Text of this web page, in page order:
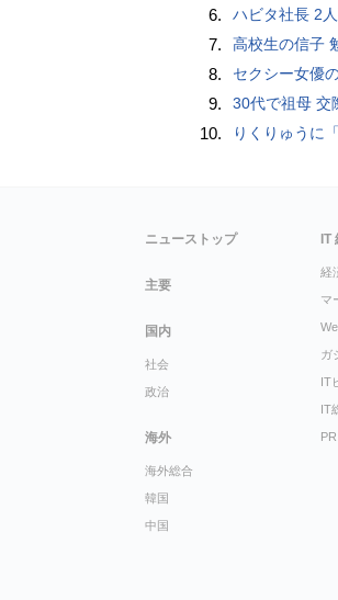
6. ハビタ社長 2
7. 高校生の信子
8. セクシー女優
9. 30代で祖母 交
10. りくりゅうに
ニューストップ
主要
国内
社会
政治
海外
海外総合
韓国
中国
IT
経
マ
ガ
IT
IT
PR